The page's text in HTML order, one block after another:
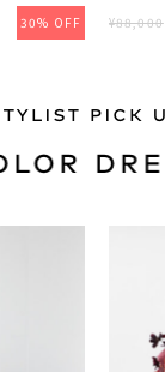
30% OFF ¥88,000